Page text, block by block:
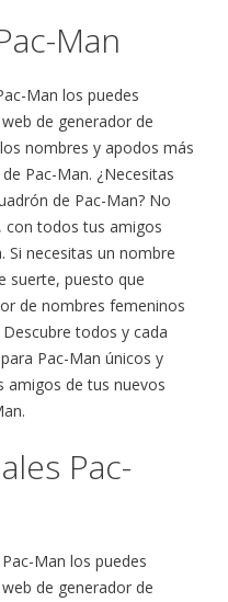
Man
Man los puedes
de generador de
nombres y apodos más
Pac-Man. ¿Necesitas
de Pac-Man? No
con todos tus amigos
Si necesitas un nombre
suerte, puesto que
de nombres femeninos
todos y cada
Pac-Man únicos y
amigos de tus nuevos
Pac-
Man los puedes
de generador de